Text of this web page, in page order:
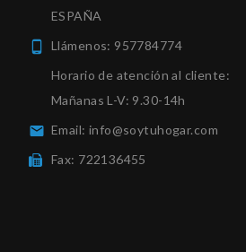
ESPAÑA
 Llámenos: 957784774
Horario de atención al cliente:
Mañanas L-V: 9.30-14h
 Email: info@soytuhogar.com
Fax: 722136455